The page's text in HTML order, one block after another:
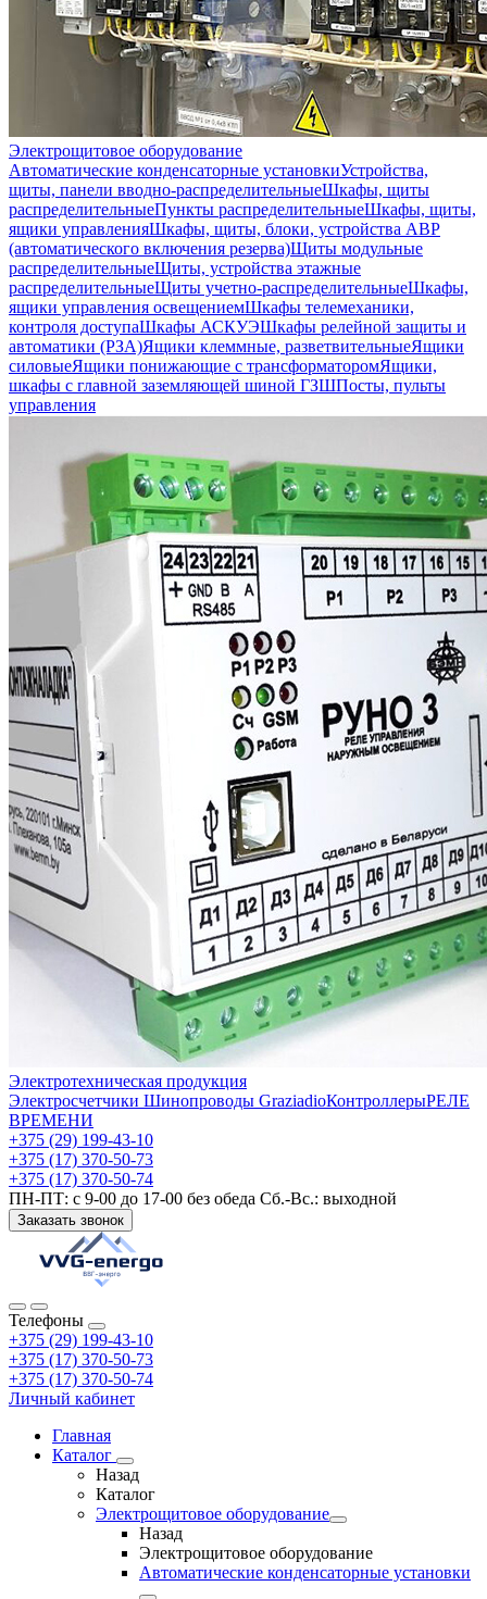
Электрощитовое оборудование
Автоматические конденсаторные установкиУстройства,
щиты, панели вводно-распределительныеШкафы, щиты
распределительныеПункты распределительныеШкафы, щиты,
ящики управленияШкафы, щиты, блоки, устройства АВР
(автоматического включения резерва)Щиты модульные
распределительныеЩиты, устройства этажные
распределительныеЩиты учетно-распределительныеШкафы,
ящики управления освещениемШкафы телемеханики,
контроля доступаШкафы АСКУЭШкафы релейной защиты и
автоматики (РЗА)Ящики клеммные, разветвительныеЯщики
силовыеЯщики понижающие с трансформаторомЯщики,
шкафы с главной заземляющей шиной ГЗШПосты, пульты
управления
Электротехническая продукция
Электросчетчики Шинопроводы GraziadioКонтроллерыРЕЛЕ
ВРЕМЕНИ
+375 (29) 199-43-10
+375 (17) 370-50-73
+375 (17) 370-50-74
ПН-ПТ: с 9-00 до 17-00 без обеда Сб.-Вс.: выходной
Заказать звонок
Телефоны
+375 (29) 199-43-10
+375 (17) 370-50-73
+375 (17) 370-50-74
Личный кабинет
Главная
Каталог
Назад
Каталог
Электрощитовое оборудование
Назад
Электрощитовое оборудование
Автоматические конденсаторные установки